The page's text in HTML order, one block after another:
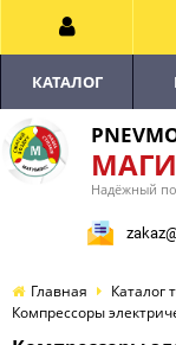
Надёжный
КАТАЛОГ
Главная
Каталог
Компрессоры